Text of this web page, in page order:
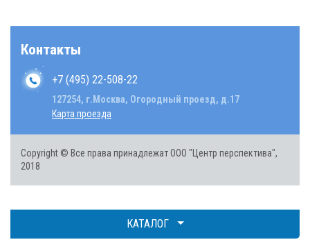
КАТАЛОГ
Контакты
+7 (495) 22-508-22
127254, г.Москва, Огородный проезд, д.17
Карта проезда
Copyright © Все права принадлежат ООО "Центр перспектива",
2018